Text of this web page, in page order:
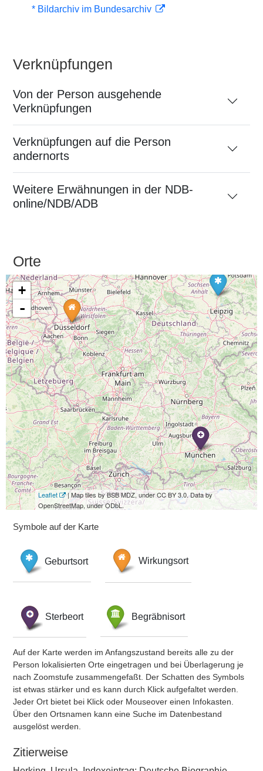
* Bildarchiv im Bundesarchiv
Verknüpfungen
Von der Person ausgehende
Verknüpfungen
Verknüpfungen auf die Person
andernorts
Weitere Erwähnungen in der NDB-
online/NDB/ADB
Orte
+
-
Leaflet
| Map tiles by BSB MDZ, under CC BY 3.0. Data by
OpenStreetMap, under ODbL.
Symbole auf der Karte
Geburtsort Wirkungsort
Sterbeort Begräbnisort
Auf der Karte werden im Anfangszustand bereits alle zu der
Person lokalisierten Orte eingetragen und bei Überlagerung je
nach Zoomstufe zusammengefaßt. Der Schatten des Symbols
ist etwas stärker und es kann durch Klick aufgefaltet werden.
Jeder Ort bietet bei Klick oder Mouseover einen Infokasten.
Über den Ortsnamen kann eine Suche im Datenbestand
ausgelöst werden.
Zitierweise